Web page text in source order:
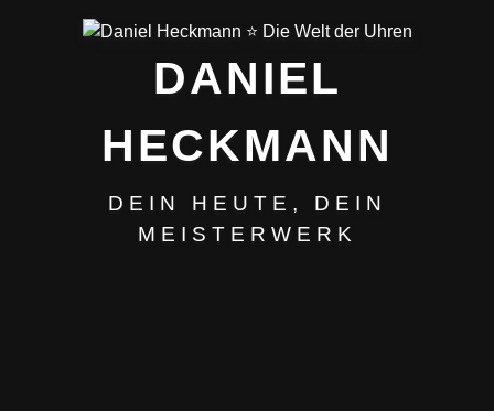
DANIEL
HECKMANN
DEIN HEUTE, DEIN
MEISTERWERK